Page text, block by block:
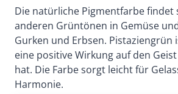
Die natürliche Pigmentfarbe findet
anderen Grüntönen in Gemüse
Gurken und Erbsen. Pistaziengrün
eine positive Wirkung auf den
hat. Die Farbe sorgt leicht für
Harmonie.